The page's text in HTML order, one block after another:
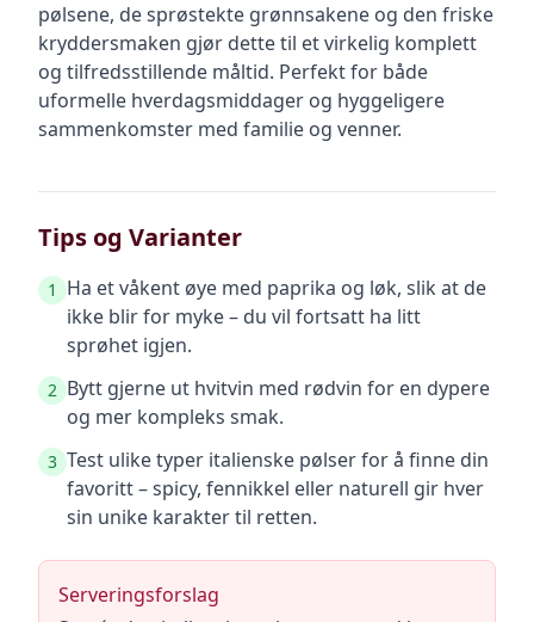
pølsene, de sprøstekte grønnsakene og den friske
kryddersmaken gjør dette til et virkelig komplett
og tilfredsstillende måltid. Perfekt for både
uformelle hverdagsmiddager og hyggeligere
sammenkomster med familie og venner.
Tips og Varianter
1
Ha et våkent øye med paprika og løk, slik at de
ikke blir for myke – du vil fortsatt ha litt
sprøhet igjen.
2 Bytt gjerne ut hvitvin med rødvin for en dypere
og mer kompleks smak.
3 Test ulike typer italienske pølser for å finne din
favoritt – spicy, fennikkel eller naturell gir hver
sin unike karakter til retten.
Serveringsforslag